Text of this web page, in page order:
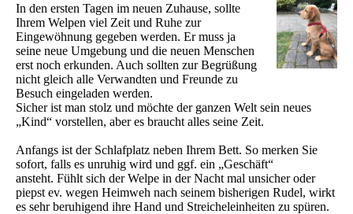
In den ersten Tagen im neuen Zuhause, sollte
Ihrem Welpen viel Zeit und Ruhe zur
Eingewöhnung gegeben werden. Er muss ja
seine neue Umgebung und die neuen Menschen
erst noch erkunden. Auch sollten zur Begrüßung
nicht gleich alle Verwandten und Freunde zu
Besuch eingeladen werden.
Sicher ist man stolz und möchte der ganzen Welt sein neues
„Kind“ vorstellen, aber es braucht alles seine Zeit.
Anfangs ist der Schlafplatz neben Ihrem Bett. So merken Sie
sofort, falls es unruhig wird und ggf. ein „Geschäft“
ansteht. Fühlt sich der Welpe in der Nacht mal unsicher oder
piepst ev. wegen Heimweh nach seinem bisherigen Rudel, wirkt
es sehr beruhigend ihre Hand und Streicheleinheiten zu spüren.